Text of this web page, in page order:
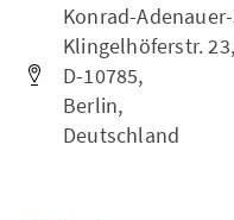
Konrad-
Klingelhöferstr. 23,
D-10785,
Berlin,
Deutschland